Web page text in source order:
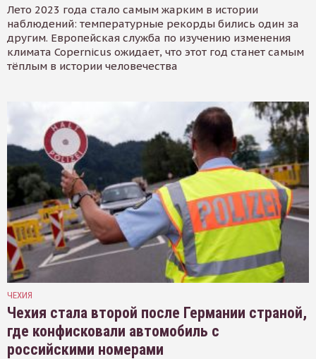
Лето 2023 года стало самым жарким в истории
наблюдений: температурные рекорды бились один за
другим. Европейская служба по изучению изменения
климата Copernicus ожидает, что этот год станет самым
тёплым в истории человечества
ЧЕХИЯ
Чехия стала второй после Германии страной,
где конфисковали автомобиль с
российскими номерами